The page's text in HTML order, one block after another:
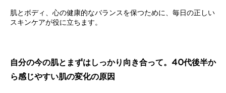
肌とボディ、心の健康的なバランスを保つために、毎日の正しい
スキンケアが役に立ちます。
自分の今の肌とまずはしっかり向き合って。40代後半か
ら感じやすい肌の変化の原因